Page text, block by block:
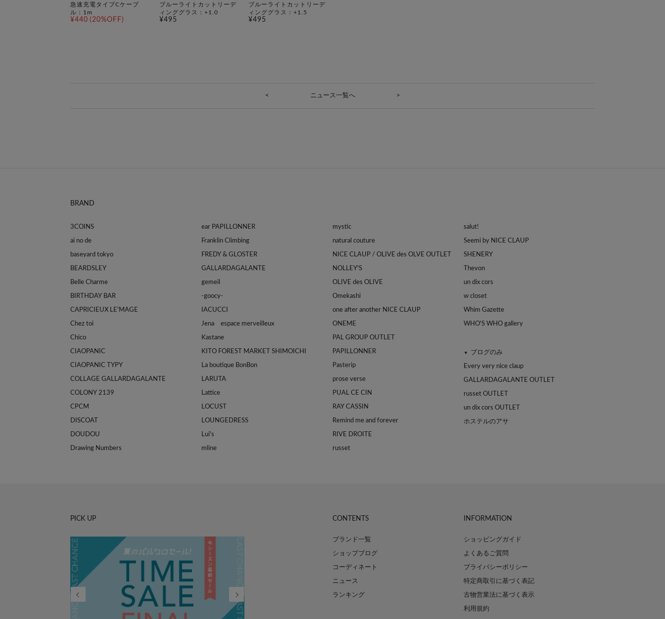
急速充電タイプCケーブ
ル：1m
¥440 (20%OFF)
ブルーライトカットリーデ
ィンググラス：+1.0
¥495
ブルーライトカットリーデ
ィンググラス：+1.5
¥495
< ニュース一覧へ >
BRAND
3COINS
ai no de
baseyard tokyo
BEARDSLEY
Belle Charme
BIRTHDAY BAR
CAPRICIEUX LE'MAGE
Chez toi
Chico
CIAOPANIC
CIAOPANIC TYPY
COLLAGE GALLARDAGALANTE
COLONY 2139
CPCM
DISCOAT
DOUDOU
Drawing Numbers
ear PAPILLONNER
Franklin Climbing
FREDY & GLOSTER
GALLARDAGALANTE
gemeil
-goocy-
IACUCCI
Jena espace merveilleux
Kastane
KITO FOREST MARKET SHIMOICHI
La boutique BonBon
LARUTA
Lattice
LOCUST
LOUNGEDRESS
Lui's
mline
mystic
natural couture
NICE CLAUP / OLIVE des OLVE OUTLET
NOLLEY'S
OLIVE des OLIVE
Omekashi
one after another NICE CLAUP
ONEME
PAL GROUP OUTLET
PAPILLONNER
Pasterip
prose verse
PUAL CE CIN
RAY CASSIN
Remind me and forever
RIVE DROITE
russet
salut!
Seemi by NICE CLAUP
SHENERY
Thevon
un dix cors
w closet
Whim Gazette
WHO'S WHO gallery
▼ ブログのみ
Every very nice claup
GALLARDAGALANTE OUTLET
russet OUTLET
un dix cors OUTLET
ホステルのアサ
PICK UP CONTENTS
ブランド一覧
ショップブログ
コーディネート
ニュース
ランキング
INFORMATION
ショッピングガイド
よくあるご質問
プライバシーポリシー
特定商取引に基づく表記
古物営業法に基づく表示
利用規約